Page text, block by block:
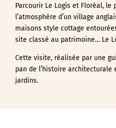
Parcourir Le Logis et Floréal,
l’atmosphère d’un village
maisons style cottage
site classé au patrimoine… Le
Cette visite, réalisée par une
pan de l’histoire architecturale
jardins.